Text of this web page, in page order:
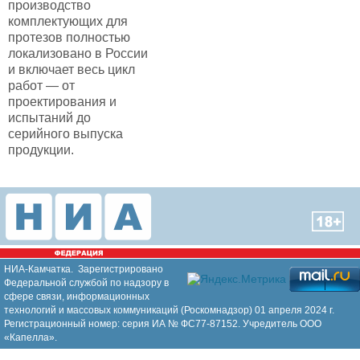
производство
комплектующих для
протезов полностью
локализовано в России
и включает весь цикл
работ — от
проектирования и
испытаний до
серийного выпуска
продукции.
НИА-Камчатка. Зарегистрировано
Федеральной службой по надзору в
сфере связи, информационных
технологий и массовых коммуникаций (Роскомнадзор) 01 апреля 2024 г.
Регистрационный номер: серия ИА № ФС77-87152. Учредитель ООО
«Капелла».